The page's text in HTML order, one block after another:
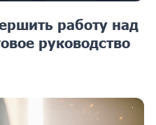
работу над
руководство